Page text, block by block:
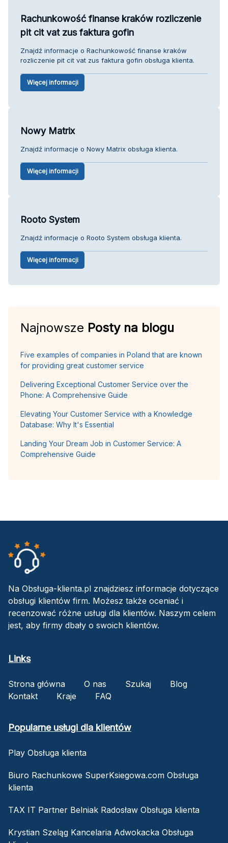
Rachunkowość finanse kraków rozliczenie
pit cit vat zus faktura gofin
Znajdź informacje o Rachunkowość finanse kraków
rozliczenie pit cit vat zus faktura gofin obsługa klienta.
Więcej informacji
Nowy Matrix
Znajdź informacje o Nowy Matrix obsługa klienta.
Więcej informacji
Rooto System
Znajdź informacje o Rooto System obsługa klienta.
Więcej informacji
Najnowsze Posty na blogu
Five examples of companies in Poland that are known
for providing great customer service
Delivering Exceptional Customer Service over the
Phone: A Comprehensive Guide
Elevating Your Customer Service with a Knowledge
Database: Why It's Essential
Landing Your Dream Job in Customer Service: A
Comprehensive Guide
Na Obsługa-klienta.pl znajdziesz informacje dotyczące
obsługi klientów firm. Możesz także oceniać i
recenzować różne usługi dla klientów. Naszym celem
jest, aby firmy dbały o swoich klientów.
Links
Strona główna O nas Szukaj
Blog
Kontakt
Kraje FAQ
Popularne usługi dla klientów
Play Obsługa klienta
Biuro Rachunkowe SuperKsiegowa.com Obsługa
klienta
TAX IT Partner Belniak Radosław Obsługa klienta
Krystian Szeląg Kancelaria Adwokacka Obsługa